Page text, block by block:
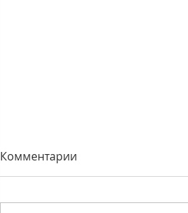
Комментарии